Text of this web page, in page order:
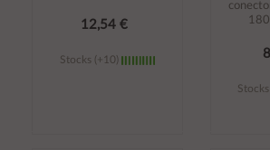
12,54 €
Stocks (+10)